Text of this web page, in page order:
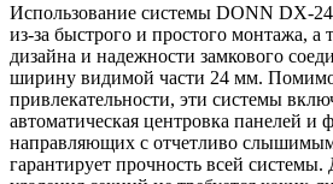
Использование системы DONN DX-
из-за быстрого и простого монтажа, а
дизайна и надежности замкового
ширину видимой части 24 мм.
привлекательности, эти системы
автоматическая центровка панелей и
направляющих с отчетливо
гарантирует прочность всей